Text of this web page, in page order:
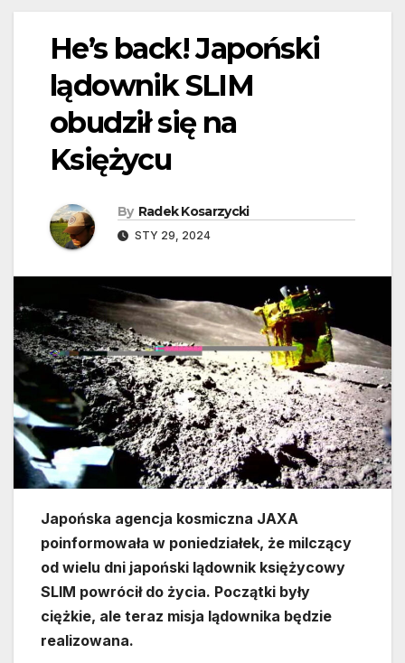
He’s back! Japoński
lądownik SLIM
obudził się na
Księżycu
By Radek Kosarzycki
STY 29, 2024
Japońska agencja kosmiczna JAXA
poinformowała w poniedziałek, że milczący
od wielu dni japoński lądownik księżycowy
SLIM powrócił do życia. Początki były
ciężkie, ale teraz misja lądownika będzie
realizowana.